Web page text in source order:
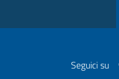
Seguici su